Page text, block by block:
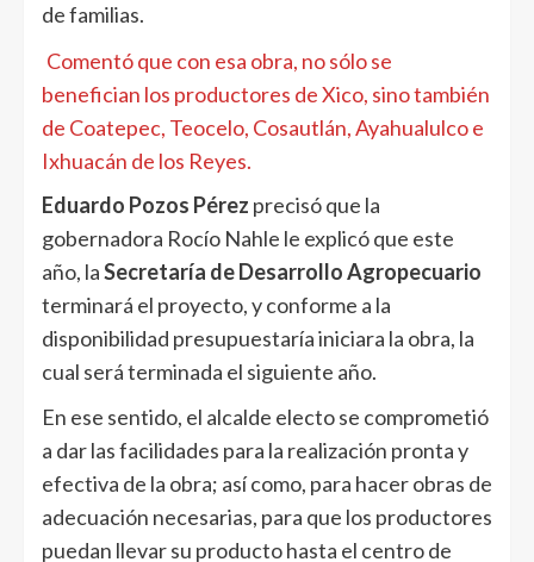
de familias.
Comentó que con esa obra, no sólo se
benefician los productores de Xico, sino también
de Coatepec, Teocelo, Cosautlán, Ayahualulco e
Ixhuacán de los Reyes.
Eduardo Pozos Pérez precisó que la
gobernadora Rocío Nahle le explicó que este
año, laSecretaría de Desarrollo Agropecuario
terminará el proyecto, y conforme a la
disponibilidad presupuestaría iniciara la obra, la
cual será terminada el siguiente año.
En ese sentido, el alcalde electo se comprometió
a dar las facilidades para la realización pronta y
efectiva de la obra; así como, para hacer obras de
adecuación necesarias, para que los productores
puedan llevar su producto hasta el centro de